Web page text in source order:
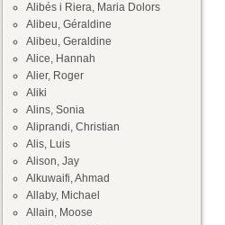
Alibés i Riera, Maria Dolors
Alibeu, Géraldine
Alibeu, Geraldine
Alice, Hannah
Alier, Roger
Aliki
Alins, Sonia
Aliprandi, Christian
Alis, Luis
Alison, Jay
Alkuwaifi, Ahmad
Allaby, Michael
Allain, Moose